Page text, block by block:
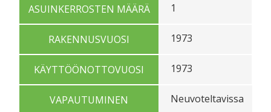
ASUINKERROSTEN MÄÄRÄ 1
RAKENNUSVUOSI 1973
KÄYTTÖÖNOTTOVUOSI 1973
VAPAUTUMINEN Neuvoteltavissa